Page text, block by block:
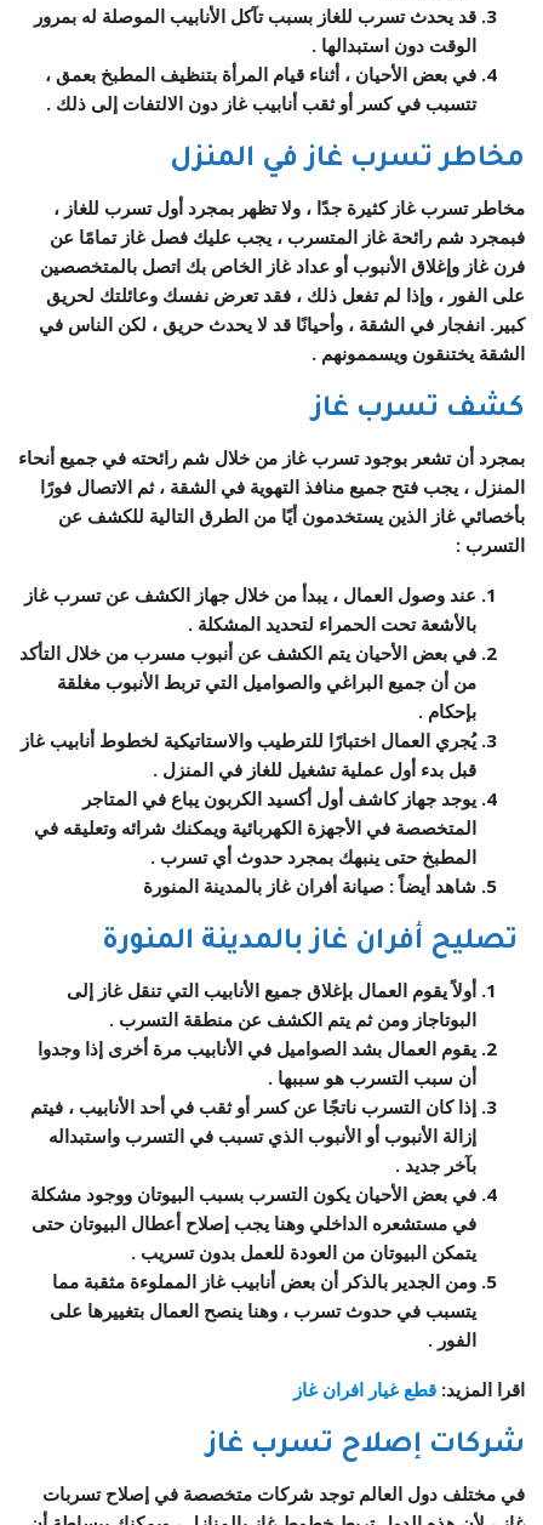
قد يحدث تسرب للغاز بسبب تآكل الأنابيب الموصلة له بمرور
الوقت دون استبدالها .
في بعض الأحيان ، أثناء قيام المرأة بتنظيف المطبخ بعمق ،
تتسبب في كسر أو ثقب أنابيب غاز دون الالتفات إلى ذلك .
مخاطر تسرب غاز في المنزل
مخاطر تسرب غاز كثيرة جدًا ، ولا تظهر بمجرد أول تسرب للغاز ،
فبمجرد شم رائحة غاز المتسرب ، يجب عليك فصل غاز تمامًا عن
فرن غاز وإغلاق الأنبوب أو عداد غاز الخاص بك اتصل بالمتخصصين
على الفور ، وإذا لم تفعل ذلك ، فقد تعرض نفسك وعائلتك لحريق
كبير. انفجار في الشقة ، وأحيانًا قد لا يحدث حريق ، لكن الناس في
الشقة يختنقون ويسممونهم .
كشف تسرب غاز
بمجرد أن تشعر بوجود تسرب غاز من خلال شم رائحته في جميع أنحاء
المنزل ، يجب فتح جميع منافذ التهوية في الشقة ، ثم الاتصال فورًا
بأخصائي غاز الذين يستخدمون أيًا من الطرق التالية للكشف عن
التسرب :
عند وصول العمال ، يبدأ من خلال جهاز الكشف عن تسرب غاز
بالأشعة تحت الحمراء لتحديد المشكلة .
في بعض الأحيان يتم الكشف عن أنبوب مسرب من خلال التأكد
من أن جميع البراغي والصواميل التي تربط الأنبوب مغلقة
بإحكام .
يُجري العمال اختبارًا للترطيب والاستاتيكية لخطوط أنابيب غاز
قبل بدء أول عملية تشغيل للغاز في المنزل .
يوجد جهاز كاشف أول أكسيد الكربون يباع في المتاجر
المتخصصة في الأجهزة الكهربائية ويمكنك شرائه وتعليقه في
المطبخ حتى ينبهك بمجرد حدوث أي تسرب .
شاهد أيضاً : صيانة أفران غاز بالمدينة المنورة
تصليح أفران غاز بالمدينة المنورة
أولاً يقوم العمال بإغلاق جميع الأنابيب التي تنقل غاز إلى
البوتاجاز ومن ثم يتم الكشف عن منطقة التسرب .
يقوم العمال بشد الصواميل في الأنابيب مرة أخرى إذا وجدوا
أن سبب التسرب هو سببها .
إذا كان التسرب ناتجًا عن كسر أو ثقب في أحد الأنابيب ، فيتم
إزالة الأنبوب أو الأنبوب الذي تسبب في التسرب واستبداله
بآخر جديد .
في بعض الأحيان يكون التسرب بسبب البيوتان ووجود مشكلة
في مستشعره الداخلي وهنا يجب إصلاح أعطال البيوتان حتى
يتمكن البيوتان من العودة للعمل بدون تسريب .
ومن الجدير بالذكر أن بعض أنابيب غاز المملوءة مثقبة مما
يتسبب في حدوث تسرب ، وهنا ينصح العمال بتغييرها على
الفور .
اقرا المزيد: قطع غيار افران غاز
شركات إصلاح تسرب غاز
في مختلف دول العالم توجد شركات متخصصة في إصلاح تسربات